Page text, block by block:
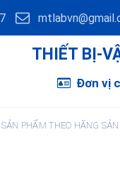
THIẾT BỊ-
Đơn vị
SẢN PHẨM THEO HÃNG